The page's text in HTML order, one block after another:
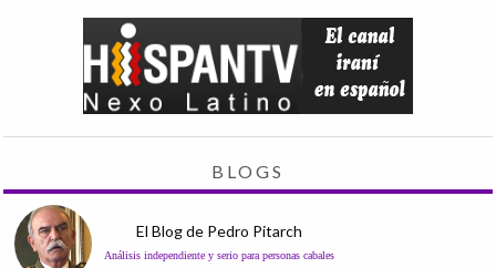
BLOGS
El Blog de Pedro Pitarch
Análisis independiente y serio para personas cabales